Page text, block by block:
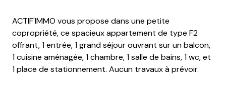
ACTIF'IMMO vous propose dans une petite
copropriété, ce spacieux appartement de type F2
offrant, 1 entrée, 1 grand séjour ouvrant sur un balcon,
1 cuisine aménagée, 1 chambre, 1 salle de bains, 1 wc, et
1 place de stationnement. Aucun travaux à prévoir.